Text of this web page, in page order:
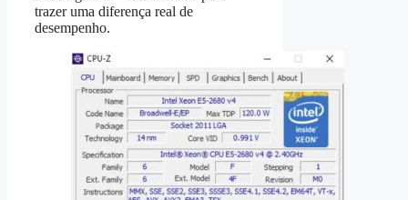
trazer uma diferença real de
desempenho.